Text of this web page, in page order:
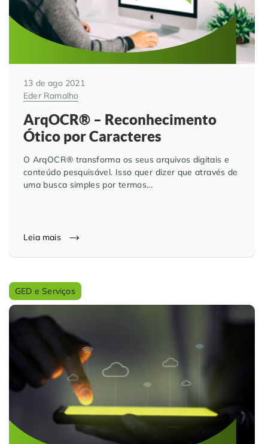
Automação de Processos
Educação Corporativa
Gerenciamento de NF-e
Adequação à LGPD
Assinatura Digital
Auditoria de Processos
Controle e Organização de Documentos Físicos
Guarda de Documentos
Consultoria Documental
Hospitais e Clínicas
Instituições de Ensino
Departamento Pessoal
Departamento Financeiro
Cooperativas
Cases de Sucesso
Nossas Unidades
Blog
Trabalhe Conosco
O QUE NOS DIFERENCIA? DESCUBRA
13 de ago 2021
Eder Ramalho
ArqOCR® – Reconhecimento
Ótico por Caracteres
O ArqOCR® transforma os seus arquivos digitais e
conteúdo pesquisável. Isso quer dizer que através de
uma busca simples por termos...
Leia mais
GED e Serviços